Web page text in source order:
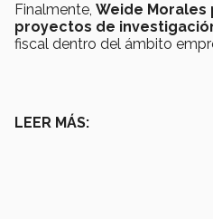
Finalmente, Weide Morales
proyectos de
fiscal dentro del ámbito
LEER MÁS: